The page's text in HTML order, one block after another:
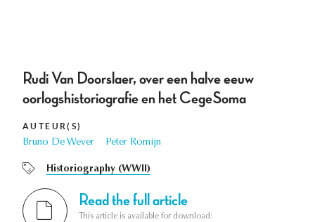
Rudi Van Doorslaer, over een halve eeuw
oorlogshistoriografie en het CegeSoma
AUTEUR(S)
Bruno De Wever Peter Romijn
Historiography (WWII)
Read the full article
This article is available for download: